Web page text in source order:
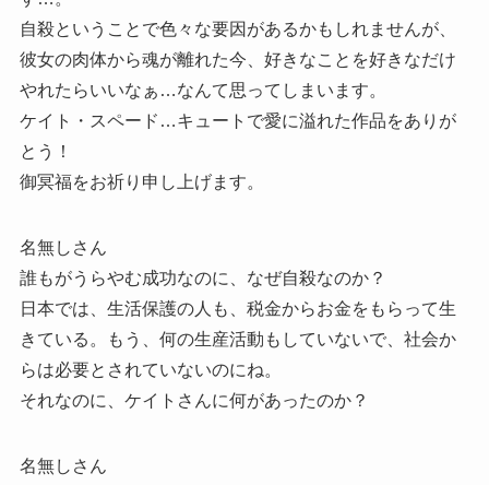
自殺ということで色々な要因があるかもしれませんが、
彼女の肉体から魂が離れた今、好きなことを好きなだけ
やれたらいいなぁ…なんて思ってしまいます。
ケイト・スペード…キュートで愛に溢れた作品をありが
とう！
御冥福をお祈り申し上げます。
名無しさん
誰もがうらやむ成功なのに、なぜ自殺なのか？
日本では、生活保護の人も、税金からお金をもらって生
きている。もう、何の生産活動もしていないで、社会か
らは必要とされていないのにね。
それなのに、ケイトさんに何があったのか？
名無しさん